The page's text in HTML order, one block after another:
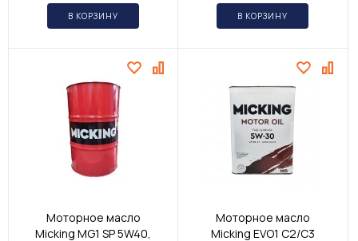
В КОРЗИНУ В КОРЗИНУ
Моторное масло
Micking MG1 SP 5W40,
Моторное масло
Micking EVO1 C2/C3